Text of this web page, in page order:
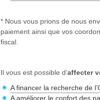
* Nous vous prions de nous
paiement ainsi que vos
fiscal.
Il vous est possible d’affecter
A financer la recherche de
A améliorer le confort des